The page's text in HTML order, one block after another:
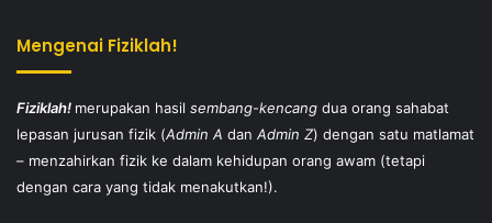
Mengenai Fiziklah!
Fiziklah! merupakan hasil sembang-kencang dua orang sahabat
lepasan jurusan fizik (Admin A dan Admin Z) dengan satu matlamat
– menzahirkan fizik ke dalam kehidupan orang awam (tetapi
dengan cara yang tidak menakutkan!).